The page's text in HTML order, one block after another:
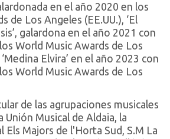
en el año 2020 en los
de Los Angeles (EE.UU.), ‘El
galardona en el año 2021 con
World Music Awards de Los
Elvira’ en el año 2023 con
World Music Awards de Los
de las agrupaciones musicales
Unión Musical de Aldaia, la
Els Majors de l'Horta Sud, S.M La